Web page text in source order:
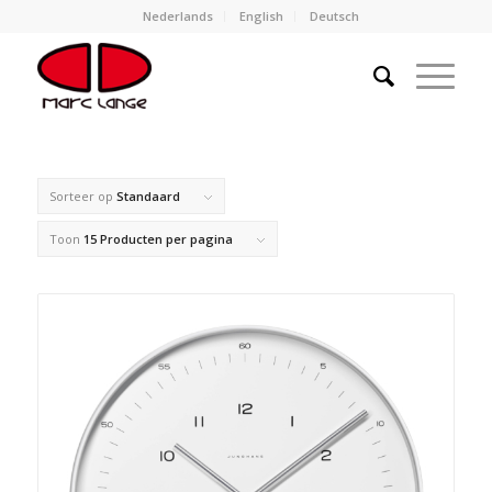
Nederlands English Deutsch
Sorteer op Standaard
Toon 15 Producten per pagina